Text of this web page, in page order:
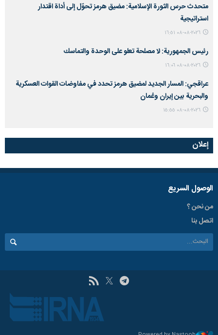
متحدث حرس الثورة الإسلامية: مضيق هرمز تحوّل إلى أداة اقتدار
استراتيجية
٢٠٢٦-٠٨-٠٨ ١٦:٥١
رئيس الجمهورية: لا مصلحة تعلو على الوحدة والتماسك
٢٠٢٦-٠٨-٠٨ ١٦:٠٦
عراقجي: المسار الجديد لمضيق هرمز تحدد في مفاوضات القوات العسكرية
والبحرية بين إيران وعُمان
٢٠٢٦-٠٨-٠٨ ١٥:٥٥
إعلان
الوصول السریع
من نحن ؟
اتصل بنا